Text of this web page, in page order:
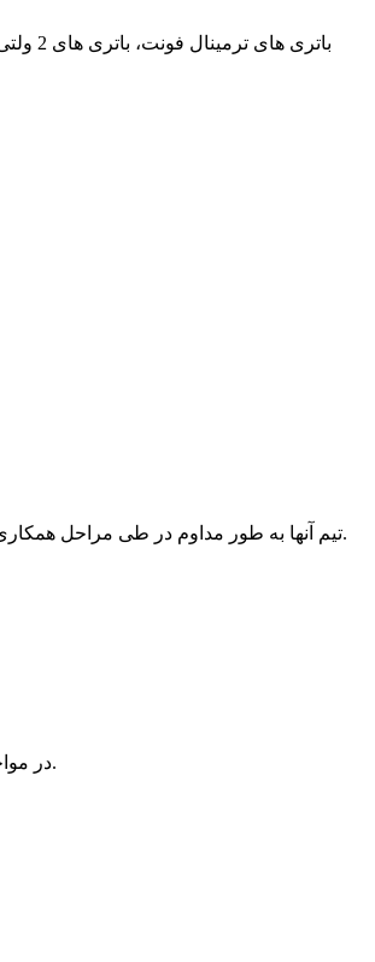
تیم آنها به طور مداوم در طی مراحل همکاری راهنمایی را برای ما فراهم کرده و پیشنهادات زیادی را برای شخصی سازی محصول خود ارائه داده است و ما از محصول نهایی دریافت شده بسیار راضی هستیم.
در مواجهه با تغییرات سریع و رقابت صنعت شدید ، آنها مشتاق موفقیت نیستند ، اما تعهدات خود را نسبت به مشتریان انجام می دهند و شرکای بسیار قابل احترام هستند.